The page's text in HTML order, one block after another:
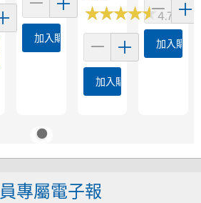
物車
加入購物車
★★★★★
★★★★★4.7 (40)
加入購物車
加入購物
專屬電子報